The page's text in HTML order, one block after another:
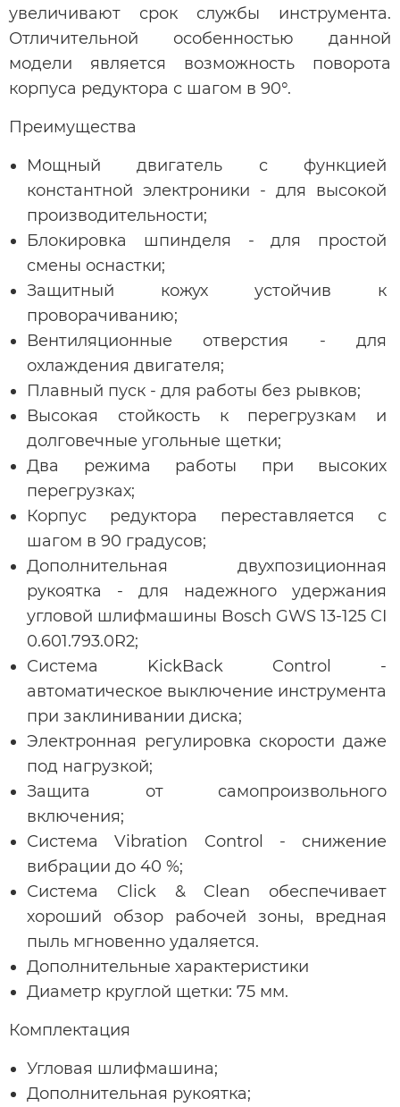
увеличивают срок службы инструмента.
Отличительной особенностью данной
модели является возможность поворота
корпуса редуктора с шагом в 90°.
Преимущества
Мощный двигатель с функцией
константной электроники - для высокой
производительности;
Блокировка шпинделя - для простой
смены оснастки;
Защитный кожух устойчив к
проворачиванию;
Вентиляционные отверстия - для
охлаждения двигателя;
Плавный пуск - для работы без рывков;
Высокая стойкость к перегрузкам и
долговечные угольные щетки;
Два режима работы при высоких
перегрузках;
Корпус редуктора переставляется с
шагом в 90 градусов;
Дополнительная двухпозиционная
рукоятка - для надежного удержания
угловой шлифмашины Bosch GWS 13-125 CI
0.601.793.0R2;
Система KickBack Control -
автоматическое выключение инструмента
при заклинивании диска;
Электронная регулировка скорости даже
под нагрузкой;
Защита от самопроизвольного
включения;
Система Vibration Control - снижение
вибрации до 40 %;
Система Click & Clean обеспечивает
хороший обзор рабочей зоны, вредная
пыль мгновенно удаляется.
Дополнительные характеристики
Диаметр круглой щетки: 75 мм.
Комплектация
Угловая шлифмашина;
Дополнительная рукоятка;